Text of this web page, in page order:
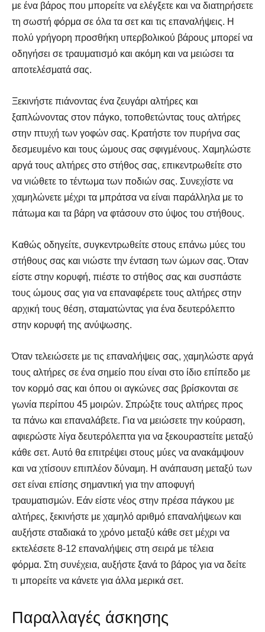
με ένα βάρος που μπορείτε να ελέγξετε και να διατηρήσετε
τη σωστή φόρμα σε όλα τα σετ και τις επαναλήψεις. Η
πολύ γρήγορη προσθήκη υπερβολικού βάρους μπορεί να
οδηγήσει σε τραυματισμό και ακόμη και να μειώσει τα
αποτελέσματά σας.
Ξεκινήστε πιάνοντας ένα ζευγάρι αλτήρες και
ξαπλώνοντας στον πάγκο, τοποθετώντας τους αλτήρες
στην πτυχή των γοφών σας. Κρατήστε τον πυρήνα σας
δεσμευμένο και τους ώμους σας σφιγμένους. Χαμηλώστε
αργά τους αλτήρες στο στήθος σας, επικεντρωθείτε στο
να νιώθετε το τέντωμα των ποδιών σας. Συνεχίστε να
χαμηλώνετε μέχρι τα μπράτσα να είναι παράλληλα με το
πάτωμα και τα βάρη να φτάσουν στο ύψος του στήθους.
Καθώς οδηγείτε, συγκεντρωθείτε στους επάνω μύες του
στήθους σας και νιώστε την ένταση των ώμων σας. Όταν
είστε στην κορυφή, πιέστε το στήθος σας και συσπάστε
τους ώμους σας για να επαναφέρετε τους αλτήρες στην
αρχική τους θέση, σταματώντας για ένα δευτερόλεπτο
στην κορυφή της ανύψωσης.
Όταν τελειώσετε με τις επαναλήψεις σας, χαμηλώστε αργά
τους αλτήρες σε ένα σημείο που είναι στο ίδιο επίπεδο με
τον κορμό σας και όπου οι αγκώνες σας βρίσκονται σε
γωνία περίπου 45 μοιρών. Σπρώξτε τους αλτήρες προς
τα πάνω και επαναλάβετε. Για να μειώσετε την κούραση,
αφιερώστε λίγα δευτερόλεπτα για να ξεκουραστείτε μεταξύ
κάθε σετ. Αυτό θα επιτρέψει στους μύες να ανακάμψουν
και να χτίσουν επιπλέον δύναμη. Η ανάπαυση μεταξύ των
σετ είναι επίσης σημαντική για την αποφυγή
τραυματισμών. Εάν είστε νέος στην πρέσα πάγκου με
αλτήρες, ξεκινήστε με χαμηλό αριθμό επαναλήψεων και
αυξήστε σταδιακά το χρόνο μεταξύ κάθε σετ μέχρι να
εκτελέσετε 8-12 επαναλήψεις στη σειρά με τέλεια
φόρμα. Στη συνέχεια, αυξήστε ξανά το βάρος για να δείτε
τι μπορείτε να κάνετε για άλλα μερικά σετ.
Παραλλαγές άσκησης